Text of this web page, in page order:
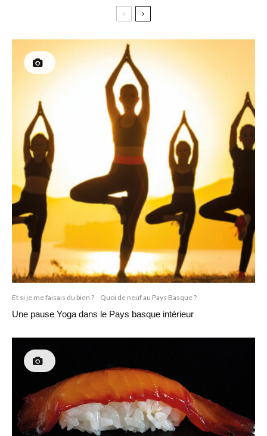
Et si je me faisais du bien ? Quoi de neuf au Pays Basque ?
Une pause Yoga dans le Pays basque intérieur